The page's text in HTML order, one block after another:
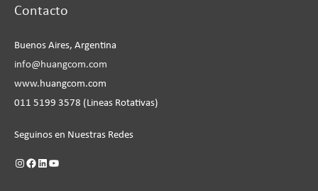
Contacto
Buenos Aires, Argentina
info@huangcom.com
www.huangcom.com
011 5199 3578 (Lineas Rotativas)
Seguinos en Nuestras Redes